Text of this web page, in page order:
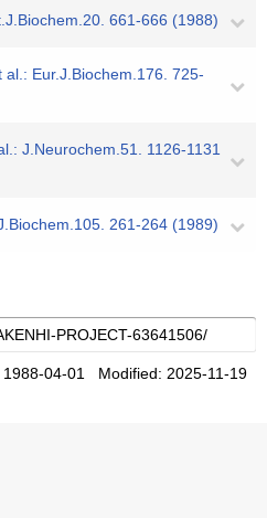
661-666 (1988)
Eur.J.Biochem.176. 725-
J.Neurochem.51. 1126-1131
261-264 (1989)
1988-04-01 Modified: 2025-11-19